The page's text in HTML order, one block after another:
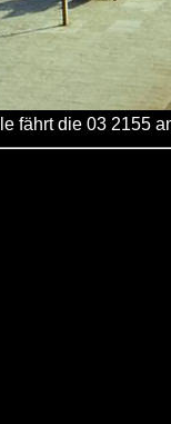
fährt die 03 2155